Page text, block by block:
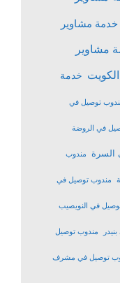
خدمة مشاوير
مشاوير
خدمة
توصيل في
في الروضة
السرة مندوب
مندوب توصيل في
في النويصيب
مندوب توصيل
توصيل في مشرف